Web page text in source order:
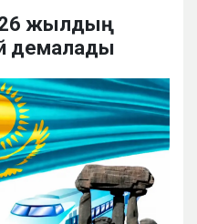
жылдың
демалады